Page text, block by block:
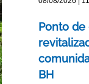
Ponto
BH